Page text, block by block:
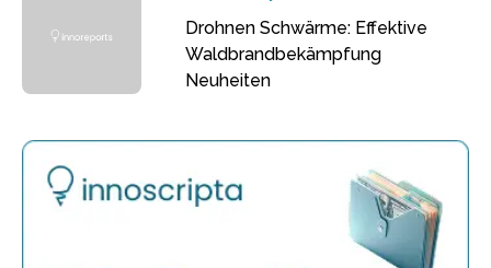
Drohnen Schwärme: Effektive
Waldbrandbekämpfung
Neuheiten